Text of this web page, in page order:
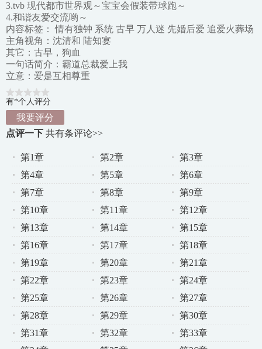
3.tvb 现代都市世界观～宝宝会假装带球跑～
4.和谐友爱交流哟～
内容标签： 情有独钟 系统 古早 万人迷 先婚后爱 追爱火葬场
主角视角：沈清和 陆知宴
其它：古早，狗血
一句话简介：霸道总裁爱上我
立意：爱是互相尊重
有*个人评分
我要评分
点评一下 共有条评论>>
第1章 第2章
第3章
第4章
第5章
第6章
第7章
第8章
第9章
第10章
第11章
第12章
第13章
第14章
第15章
第16章
第17章
第18章
第19章
第20章
第21章
第22章
第23章
第24章
第25章
第26章
第27章
第28章
第29章
第30章
第31章
第32章
第33章